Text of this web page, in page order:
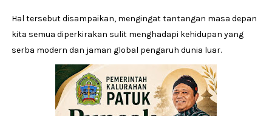
Hal tersebut disampaikan, mengingat tantangan masa depan
kita semua diperkirakan sulit menghadapi kehidupan yang
serba modern dan jaman global pengaruh dunia luar.